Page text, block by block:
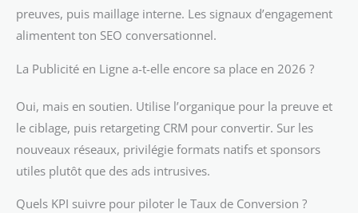
preuves, puis maillage interne. Les signaux d’engagement
alimentent ton SEO conversationnel.
La Publicité en Ligne a-t-elle encore sa place en 2026 ?
Oui, mais en soutien. Utilise l’organique pour la preuve et
le ciblage, puis retargeting CRM pour convertir. Sur les
nouveaux réseaux, privilégie formats natifs et sponsors
utiles plutôt que des ads intrusives.
Quels KPI suivre pour piloter le Taux de Conversion ?